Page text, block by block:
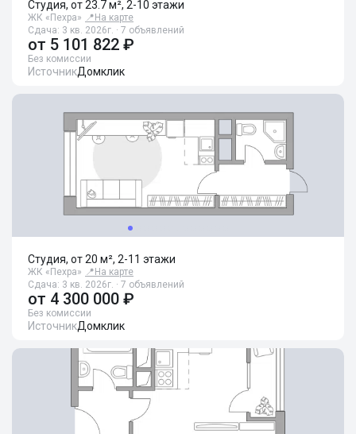
Студия, от 23.7 м², 2-10 этажи
ЖК «Пехра» 📍 На карте
Сдача: 3 кв. 2026г. · 7 объявлений
от 5 101 822 ₽
Без комиссии
ИсточникДомклик
Студия, от 20 м², 2-11 этажи
ЖК «Пехра» 📍 На карте
Сдача: 3 кв. 2026г. · 7 объявлений
от 4 300 000 ₽
Без комиссии
ИсточникДомклик